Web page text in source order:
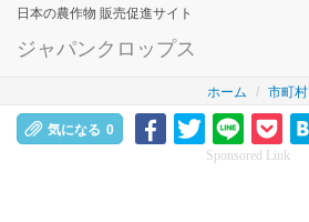
日本の農作物 販売促進サイト
ジャパンクロップス
ホーム 市町村
気になる 0
Sponsored Link